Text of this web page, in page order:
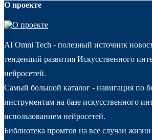
О проекте
AI Omni Tech - полезный источник
тенденций развития Искусственного
нейросетей.
Самый большой каталог - навигация по
инструментам на базе искусственного
использованием нейросетей.
Библиотека промтов на все случаи